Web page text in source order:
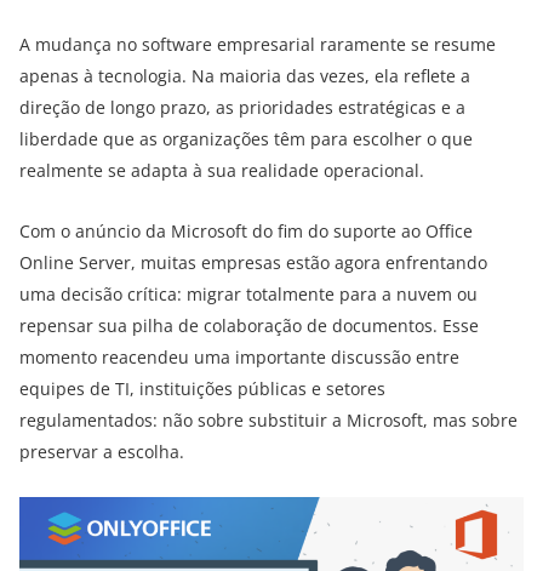
A mudança no software empresarial raramente se resume
apenas à tecnologia. Na maioria das vezes, ela reflete a
direção de longo prazo, as prioridades estratégicas e a
liberdade que as organizações têm para escolher o que
realmente se adapta à sua realidade operacional.
Com o anúncio da Microsoft do fim do suporte ao Office
Online Server, muitas empresas estão agora enfrentando
uma decisão crítica: migrar totalmente para a nuvem ou
repensar sua pilha de colaboração de documentos. Esse
momento reacendeu uma importante discussão entre
equipes de TI, instituições públicas e setores
regulamentados: não sobre substituir a Microsoft, mas sobre
preservar a escolha.